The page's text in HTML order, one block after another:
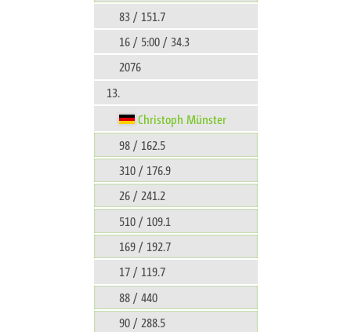
83 / 151.7
16 / 5:00 / 34.3
2076
13.
Christoph Münster
98 / 162.5
310 / 176.9
26 / 241.2
510 / 109.1
169 / 192.7
17 / 119.7
88 / 440
90 / 288.5